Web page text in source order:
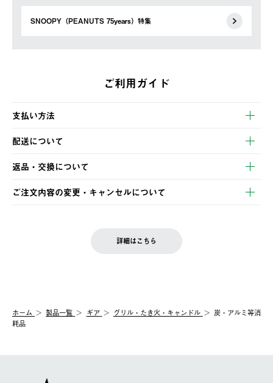
SNOOPY（PEANUTS 75years）特集
ご利用ガイド
支払い方法
以下のいずれかの方法でお支払いいただけます。
・クレジットカード決済
・コンビニ決済
・Pay-easy決済
配送について
【発送スケジュール】
ご注文・ご入金完了より2営業日以内に商品を発送いたします。
土日祝の発送はございませんので、木曜日以降のご注文は週明け
の発送となる場合がございます。
【配送業者】
佐川急便にて配送されます。
返品・交換について
※お客様都合の場合
お客様都合の返品にかかる送料は、お客様ご負担とさせていただ
む）は受け付けておりません。
一度お手元の商品を返品いただき、ご希望商品を再注文してくだ
ご注文内容の変更・キャンセルについて
LOGOS FAMILY会員の方は、会員マイページ内 購入履歴画面に
詳細はこちら
ホーム 製品一覧 ギア グリル・たき火・キャンドル
炭・アルミ等消
耗品